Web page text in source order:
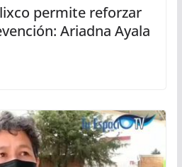
permite reforzar
Ariadna Ayala